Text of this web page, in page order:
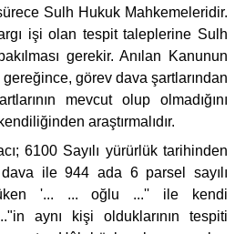
Sulh Hukuk Mahkemeleridir.
işi olan tespit taleplerine Sulh
gerekir. Anılan Kanunun
görev dava şartlarından
mevcut olup olmadığını
araştırmalıdır.
6100 Sayılı yürürlük tarihinden
ile 944 ada 6 parsel sayılı
'... ... oğlu ...'' ile kendi
aynı kişi olduklarının tespiti